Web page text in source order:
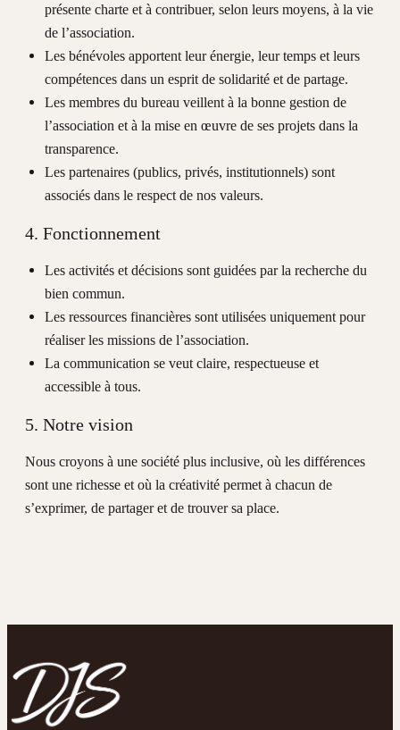
présente charte et à contribuer, selon leurs moyens, à la vie
de l’association.
Les bénévoles apportent leur énergie, leur temps et leurs
compétences dans un esprit de solidarité et de partage.
Les membres du bureau veillent à la bonne gestion de
l’association et à la mise en œuvre de ses projets dans la
transparence.
Les partenaires (publics, privés, institutionnels) sont
associés dans le respect de nos valeurs.
4. Fonctionnement
Les activités et décisions sont guidées par la recherche du
bien commun.
Les ressources financières sont utilisées uniquement pour
réaliser les missions de l’association.
La communication se veut claire, respectueuse et
accessible à tous.
5. Notre vision
Nous croyons à une société plus inclusive, où les différences
sont une richesse et où la créativité permet à chacun de
s’exprimer, de partager et de trouver sa place.